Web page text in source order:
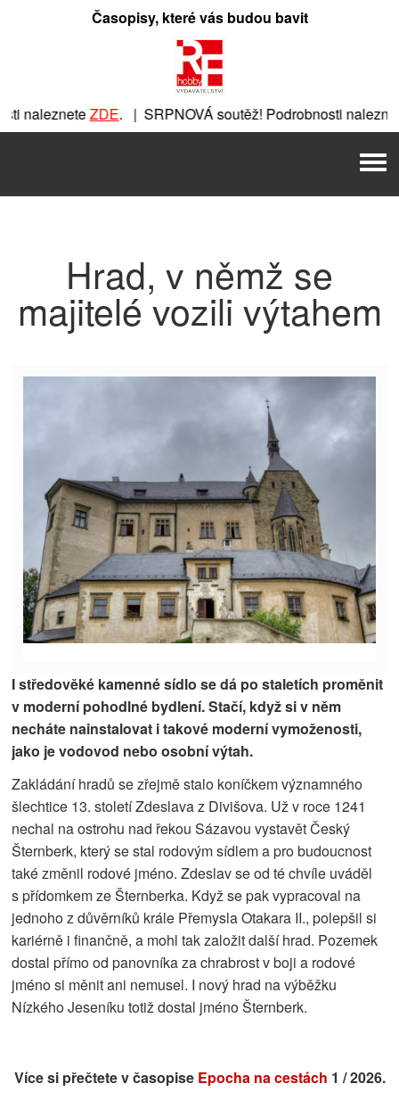
Časopisy, které vás budou bavit
nalezneteZDE. | SRPNOVÁ soutěž! Podrobnosti
. |
Hrad, v němž se
majitelé vozili výtahem
I středověké kamenné sídlo se dá po staletích proměnit
v moderní pohodlné bydlení. Stačí, když si v něm
necháte nainstalovat i takové moderní vymoženosti,
jako je vodovod nebo osobní výtah.
Zakládání hradů se zřejmě stalo koníčkem významného
šlechtice 13. století Zdeslava z Divišova. Už v roce 1241
nechal na ostrohu nad řekou Sázavou vystavět Český
Šternberk, který se stal rodovým sídlem a pro budoucnost
také změnil rodové jméno. Zdeslav se od té chvíle uváděl
s přídomkem ze Šternberka. Když se pak vypracoval na
jednoho z důvěrníků krále Přemysla Otakara II., polepšil si
kariérně i finančně, a mohl tak založit další hrad. Pozemek
dostal přímo od panovníka za chrabrost v boji a rodové
jméno si měnit ani nemusel. I nový hrad na výběžku
Nízkého Jeseníku totiž dostal jméno Šternberk.
Více si přečtete v časopise Epocha na cestách 1 / 2026.